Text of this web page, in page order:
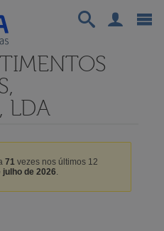
LDA
71vezes nos últimos 12
julho de 2026.